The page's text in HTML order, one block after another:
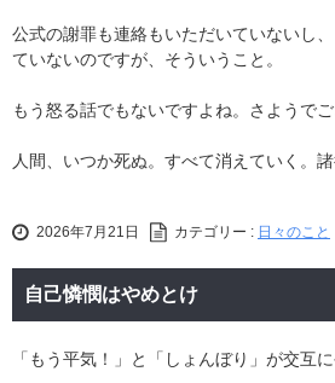
公式の謝罪も連絡もいただいていないし
ていないのですが、そういうこと。
もう怒る話でもないですよね。さようで
人間、いつか死ぬ。すべて消えていく。
2026年7月21日 カテゴリー : 日々のこと
自己憐憫はやめとけ
「もう平気！」と「しょんぼり」が交互に